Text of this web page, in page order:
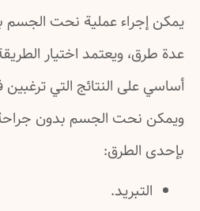
يمكن إجراء عملية نحت الجسم
عدة طرق، ويعتمد اختيار
أساسي على النتائج التي
ويمكن نحت الجسم بدون
بإحدى الطرق:
التبريد.